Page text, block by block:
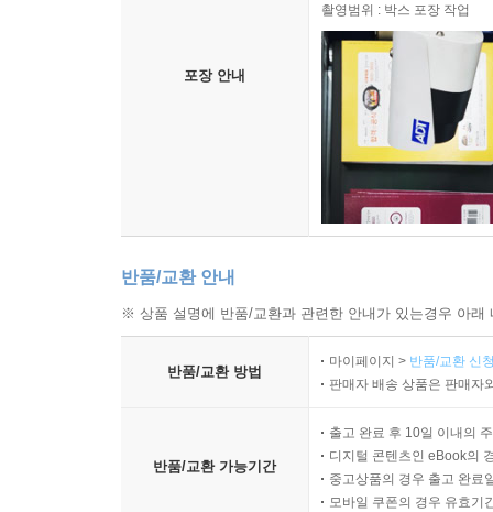
포장 안내
촬영범위 : 박스 포장 작업
반품/교환 안내
※ 상품 설명에 반품/교환과 관련한 안내가 있는경우 아
반품/교환 방법
마이페이지 > 반품/교환 신
판매자 배송 상품은 판매자
반품/교환 가능기간
출고 완료 후 10일 이내의
디지털 콘텐츠인 eBook의
중고상품의 경우 출고 완료
모바일 쿠폰의 경우 유효기